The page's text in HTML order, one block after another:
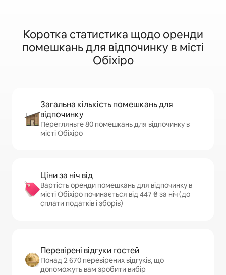
Коротка статистика щодо оренди
помешкань для відпочинку в місті
Обіхіро
Загальна кількість помешкань для
відпочинку
Перегляньте 80 помешкань для відпочинку в
місті Обіхіро
Ціни за ніч від
Вартість оренди помешкань для відпочинку в
місті Обіхіро починається від 447 ₴ за ніч (до
сплати податків і зборів)
Перевірені відгуки гостей
Понад 2 670 перевірених відгуків, що
допоможуть вам зробити вибір